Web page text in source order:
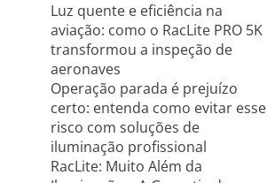
Luz quente e eficiência na
aviação: como o RacLite PRO 5K
transformou a inspeção de
aeronaves
Operação parada é prejuízo
certo: entenda como evitar esse
risco com soluções de
iluminação profissional
RacLite: Muito Além da